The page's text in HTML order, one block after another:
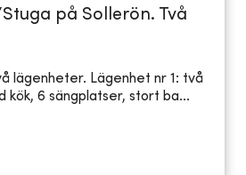
på Sollerön. Två
lägenheter. Lägenhet nr 1: två
kök, 6 sängplatser, stort ba...